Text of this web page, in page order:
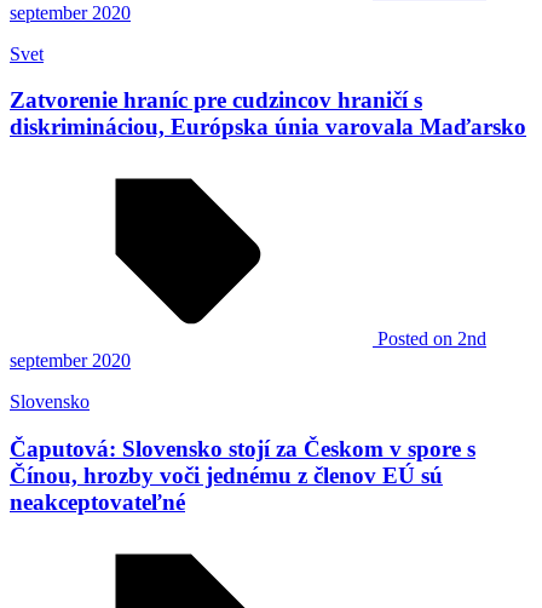
september 2020
Svet
Zatvorenie hraníc pre cudzincov hraničí s
diskrimináciou, Európska únia varovala Maďarsko
Posted on 2nd
september 2020
Slovensko
Čaputová: Slovensko stojí za Českom v spore s
Čínou, hrozby voči jednému z členov EÚ sú
neakceptovateľné